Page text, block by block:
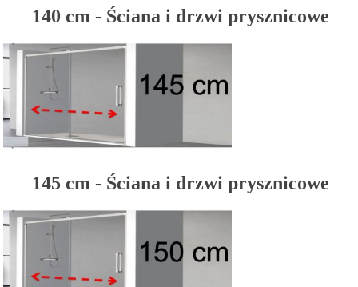
140 cm - Ściana i drzwi prysznicowe
145 cm - Ściana i drzwi prysznicowe